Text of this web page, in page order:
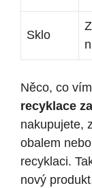
Sklo
Něco, co
recyklace
nakupujete,
obalem
recyklaci.
nový